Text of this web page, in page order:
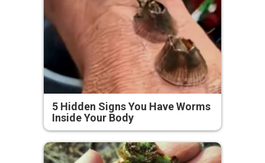
5 Hidden Signs You Have Worms
Inside Your Body